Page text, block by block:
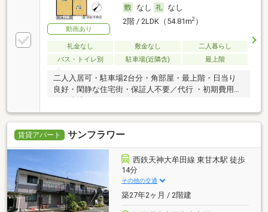
動画あり
なし
なし
2階 / 2LDK（54.81m2）
礼金なし 敷金なし
二人暮らし
バス・トイレ別
駐車場(近隣含) 最上階
二人入居可・駐車場2台分・角部屋・最上階・日当り
良好・閑静な住宅街・保証人不要／代行 ・初期費用カ
賃貸アパート サンフラワー
西鉄天神大牟田線 東甘木駅 徒歩
14分
その他の交通
築27年2ヶ月 / 2階建